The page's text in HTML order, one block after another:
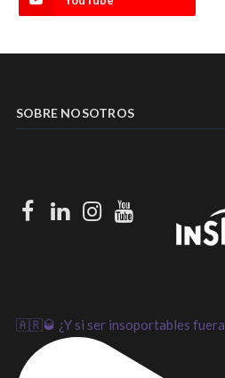
SOBRE NOSOTROS
Facebook
LinkedIn
Instagram
Youtube
🇦🇷🥃 ¿Y si ser insoportables